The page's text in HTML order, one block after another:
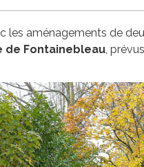
les aménagements de
de Fontainebleau ,